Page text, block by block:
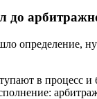
до
определение,
в процесс и